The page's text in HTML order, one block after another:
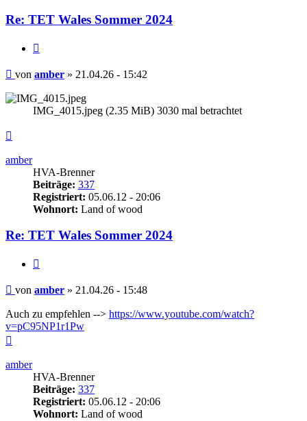
Re: TET Wales Sommer 2024
Beitrag
von amber » 21.04.26 - 15:42
IMG_4015.jpeg (2.35 MiB) 3030 mal betrachtet
amber
HVA-Brenner
Beiträge: 337
Registriert: 05.06.12 - 20:06
Wohnort: Land of wood
Re: TET Wales Sommer 2024
Beitrag
von amber » 21.04.26 - 15:48
Auch zu empfehlen --> https://www.youtube.com/watch?
v=pC95NP1r1Pw
amber
HVA-Brenner
Beiträge: 337
Registriert: 05.06.12 - 20:06
Wohnort: Land of wood